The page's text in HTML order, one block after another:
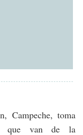
Campeche, toma
que van de la